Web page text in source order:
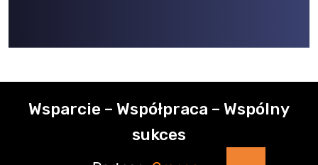
Wsparcie – Współpraca – Wspólny
sukces